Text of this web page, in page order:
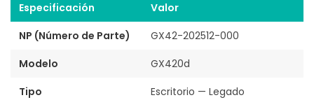
Especificación
Valor
NP (Número de Parte)
GX42-202512-000
Modelo
GX420d
Tipo
Escritorio — Legado